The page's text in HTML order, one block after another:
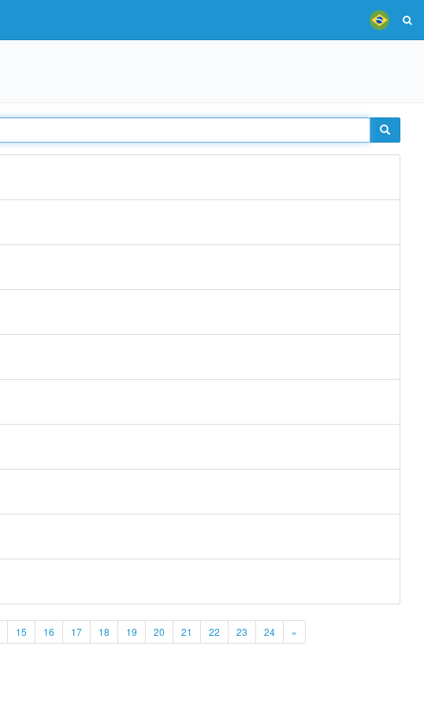
15 16 17 18 19 20 21 22 23 24 »